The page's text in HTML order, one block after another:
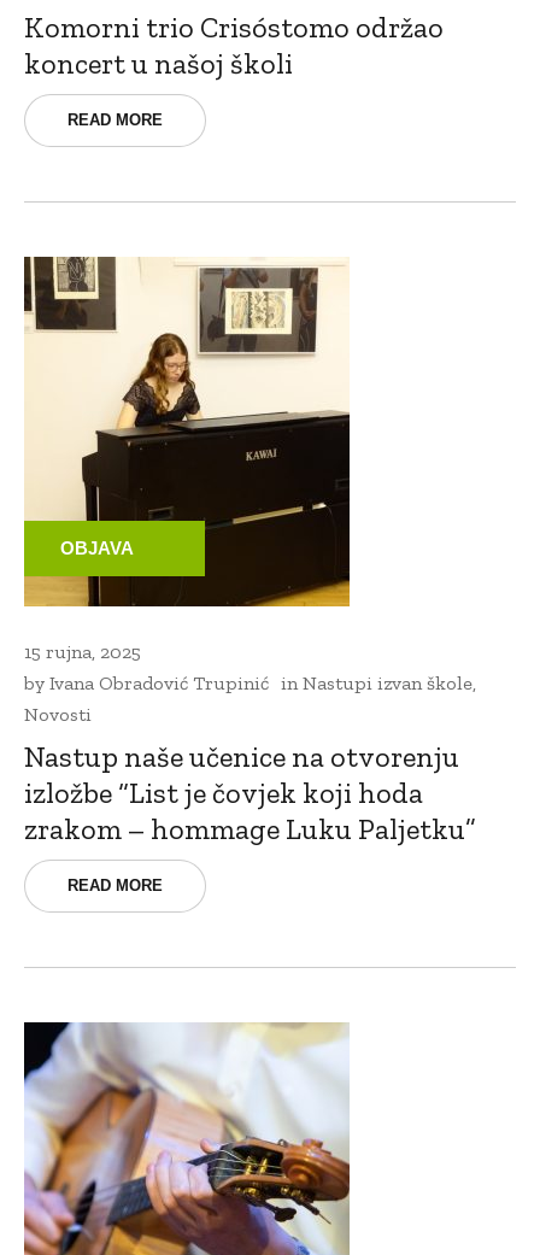
Komorni trio Crisóstomo održao
koncert u našoj školi
READ MORE
OBJAVA
15 rujna, 2025
by Ivana Obradović Trupinić in Nastupi izvan škole
Novosti
Nastup naše učenice na otvorenju
izložbe “List je čovjek koji hoda
zrakom – hommage Luku Paljetku”
READ MORE